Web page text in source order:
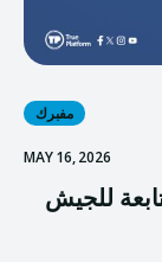
مفبرك
MAY 16, 2026
مقاتلات “ميغ 29” التابعة للجيش